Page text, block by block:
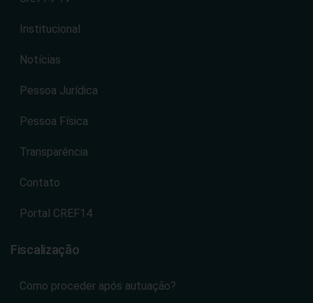
Institucional
Notícias
Pessoa Jurídica
Pessoa Física
Transparência
Contato
Portal CREF14
Fiscalização
Como proceder após autuação?